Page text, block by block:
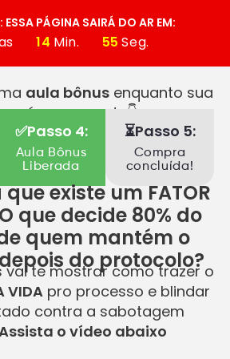
ESSA PÁGINA SAIRÁ DO AR EM:
14 Min. 55 Seg.
aula bônus enquanto sua
é processada👇
✅Passo 4:
Aula Bônus
Liberada
⏳Passo 5:
Compra
concluída!
existe um FATOR
que decide 80% do
quem mantém o
do protocolo?
vai te mostrar como trazer o
VIDApro processo e blindar
contra a sabotagem
o vídeo abaixo